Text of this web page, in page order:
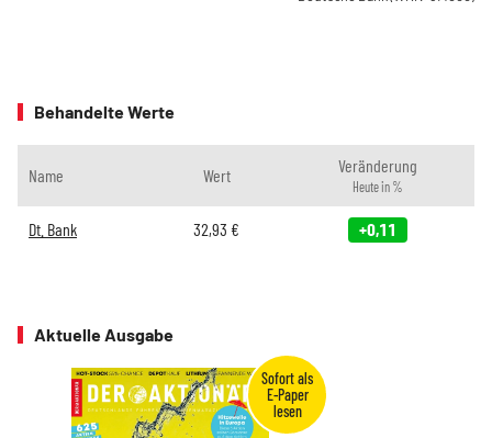
Behandelte Werte
Name Wert Veränderung
Heute in %
Dt. Bank 32,93 € +0,11
Aktuelle Ausgabe